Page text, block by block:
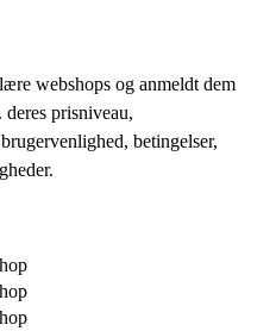
webshops og anmeldt dem
prisniveau,
betingelser,